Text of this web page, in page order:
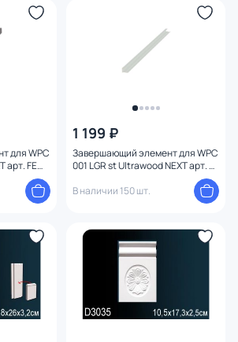
для WPC
арт. FE
х 20 мм)
1 199 ₽
Завершающий элемент для WPC
001 LGR st Ultrawood NEXT арт. FE
WPC 001 LGR st (2950 х 10 мм)
В наличии 150 шт.